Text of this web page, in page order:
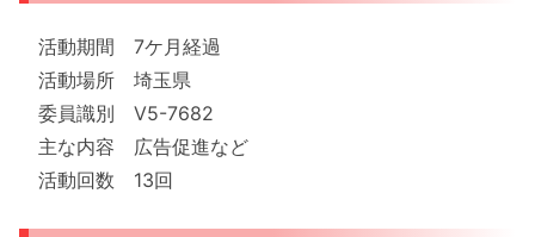
活動期間 7ケ月経過
活動場所 埼玉県
委員識別 V5-7682
主な内容 広告促進など
活動回数 13回